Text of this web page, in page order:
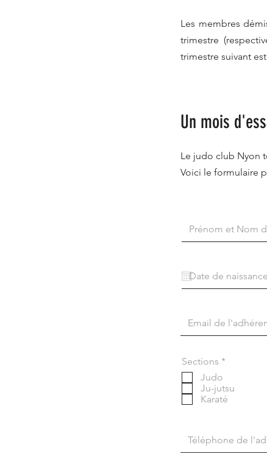
Les membres
trimestre
trimestre suivant
Un mois
Le judo club Nyon
Voici le formulaire
Sections *
i
g
i
Judo
Ju-jutsu
Karaté